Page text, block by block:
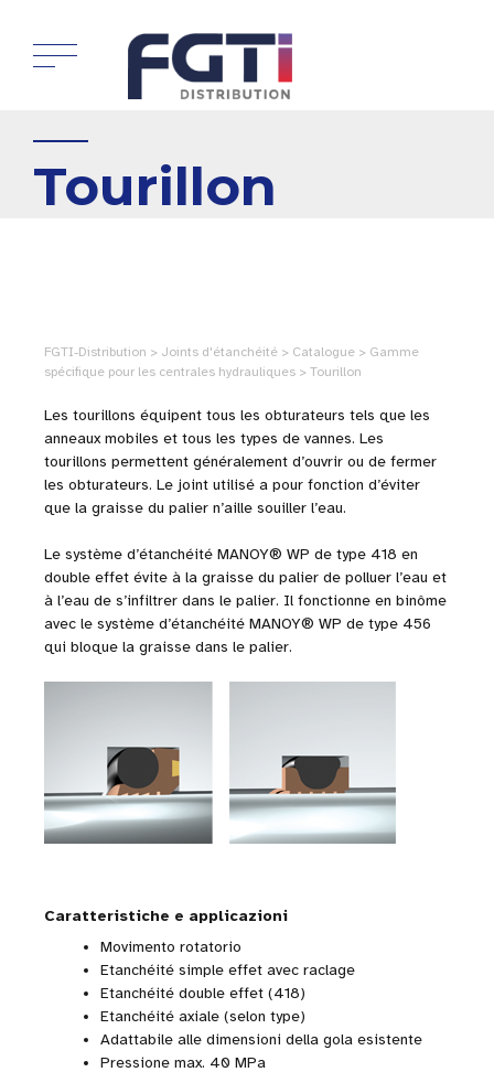
Tourillon
FGTI-Distribution > Joints d'étanchéité > Catalogue > Gamme
spécifique pour les centrales hydrauliques > Tourillon
Les tourillons équipent tous les obturateurs tels que les
anneaux mobiles et tous les types de vannes. Les
tourillons permettent généralement d’ouvrir ou de fermer
les obturateurs. Le joint utilisé a pour fonction d’éviter
que la graisse du palier n’aille souiller l’eau.
Le système d’étanchéité MANOY® WP de type 418 en
double effet évite à la graisse du palier de polluer l’eau et
à l’eau de s’infiltrer dans le palier. Il fonctionne en binôme
avec le système d’étanchéité MANOY® WP de type 456
qui bloque la graisse dans le palier.
Caratteristiche e applicazioni
Movimento rotatorio
Etanchéité simple effet avec raclage
Etanchéité double effet (418)
Etanchéité axiale (selon type)
Adattabile alle dimensioni della gola esistente
Pressione max. 40 MPa